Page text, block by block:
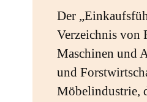
Der
Verzeichnis von
Maschinen und
und
Möbelindustrie,